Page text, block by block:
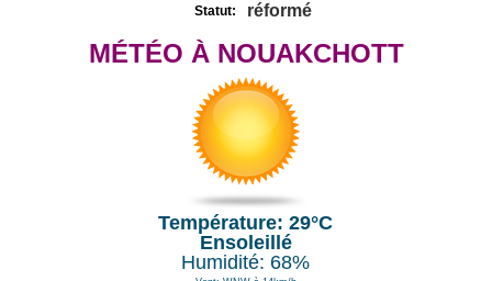
Statut: réformé
MÉTÉO À NOUAKCHOTT
Température: 29°C
Ensoleillé
Humidité: 68%